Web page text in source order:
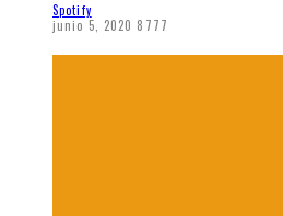
Spotify
junio 5, 2020 8777